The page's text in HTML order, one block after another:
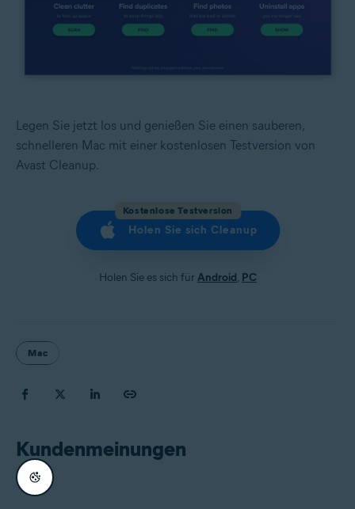
Legen Sie jetzt los und genießen Sie einen sauberen,
schnelleren Mac mit einer kostenlosen Testversion von
Avast Cleanup.
Kostenlose Testversion
Holen Sie sich Cleanup
Holen Sie es sich fürAndroid, PC
Mac
Kundenmeinungen